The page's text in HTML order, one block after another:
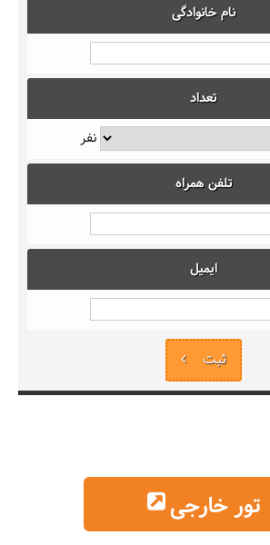
نام خانوادگی
تعداد
نفر
تلفن همراه
ایمیل
ثبت
تور خارجی